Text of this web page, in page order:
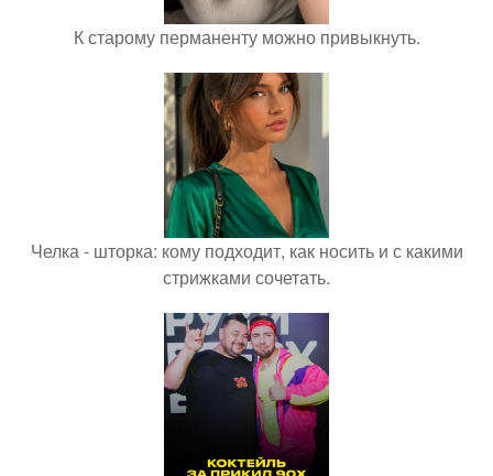
К старому перманенту можно привыкнуть.
Челка - шторка: кому подходит, как носить и с какими
стрижками сочетать.